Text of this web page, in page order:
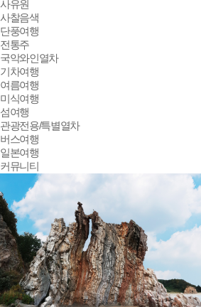
사유원
사찰음색
단풍여행
전통주
국악와인열차
기차여행
여름여행
미식여행
섬여행
관광전용/특별열차
버스여행
일본여행
커뮤니티